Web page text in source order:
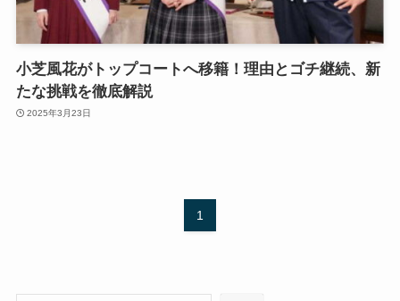
小芝風花がトップコートへ移籍！理由とゴチ継続、新
たな挑戦を徹底解説
2025年3月23日
1